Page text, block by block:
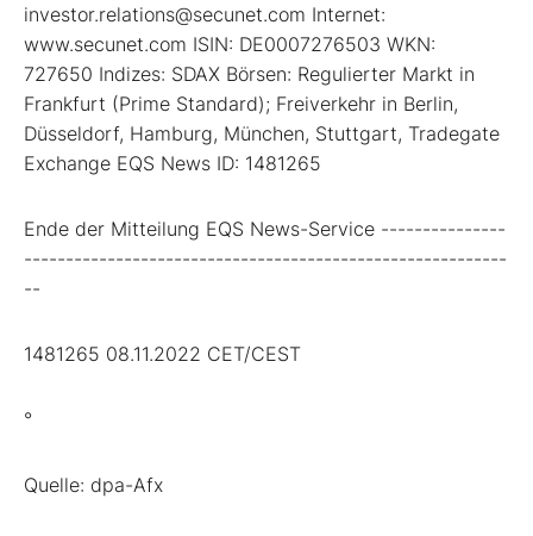
investor.relations@secunet.com Internet:
www.secunet.com ISIN: DE0007276503 WKN:
727650 Indizes: SDAX Börsen: Regulierter Markt in
Frankfurt (Prime Standard); Freiverkehr in Berlin,
Düsseldorf, Hamburg, München, Stuttgart, Tradegate
Exchange EQS News ID: 1481265
Ende der Mitteilung EQS News-Service ---------------
----------------------------------------------------------
--
1481265 08.11.2022 CET/CEST
°
Quelle: dpa-Afx